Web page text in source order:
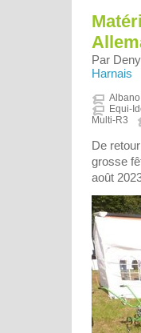
Par
Harnais
Equi-
Multi-R3
De
grosse
août